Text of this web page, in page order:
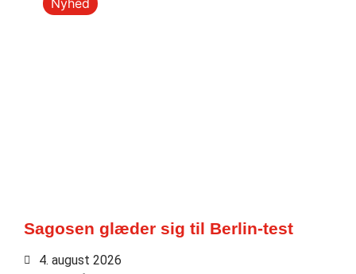
Nyhed
Sagosen glæder sig til Berlin-test
4. august 2026